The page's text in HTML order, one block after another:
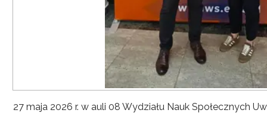
27 maja 2026 r. w auli 08 Wydziału Nauk Społecznych